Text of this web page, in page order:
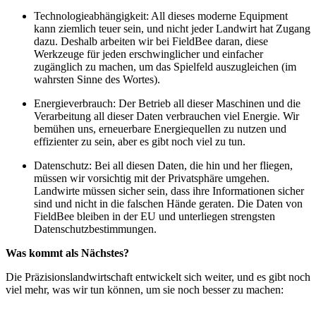
Technologieabhängigkeit: All dieses moderne Equipment
kann ziemlich teuer sein, und nicht jeder Landwirt hat Zugang
dazu. Deshalb arbeiten wir bei FieldBee daran, diese
Werkzeuge für jeden erschwinglicher und einfacher
zugänglich zu machen, um das Spielfeld auszugleichen (im
wahrsten Sinne des Wortes).
Energieverbrauch: Der Betrieb all dieser Maschinen und die
Verarbeitung all dieser Daten verbrauchen viel Energie. Wir
bemühen uns, erneuerbare Energiequellen zu nutzen und
effizienter zu sein, aber es gibt noch viel zu tun.
Datenschutz: Bei all diesen Daten, die hin und her fliegen,
müssen wir vorsichtig mit der Privatsphäre umgehen.
Landwirte müssen sicher sein, dass ihre Informationen sicher
sind und nicht in die falschen Hände geraten. Die Daten von
FieldBee bleiben in der EU und unterliegen strengsten
Datenschutzbestimmungen.
Was kommt als Nächstes?
Die Präzisionslandwirtschaft entwickelt sich weiter, und es gibt noch
viel mehr, was wir tun können, um sie noch besser zu machen: